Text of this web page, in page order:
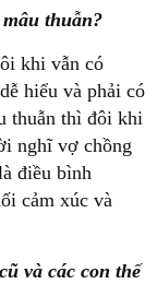
thuẫn?
khi vẫn có
hiểu và phải có
thuẫn thì đôi khi
nghĩ vợ chồng
điều bình
cảm xúc và
và các con thế